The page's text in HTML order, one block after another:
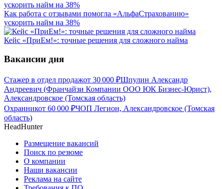
Как работа с отзывами помогла «АльфаСтрахованию»
ускорить найм на 38%
Кейс «ПриЕм!»: точные решения для сложного найма
Вакансии дня
Стажер в отдел продажот 30 000 ₽Шпулин Александр
Андреевич (Франчайзи Компании ООО ЮК Бизнес-Юрист),
Александровское (Томская область)
Охранникот 60 000 ₽ЧОП Легион, Александровское (Томская
область)
HeadHunter
Размещение вакансий
Поиск по резюме
О компании
Наши вакансии
Реклама на сайте